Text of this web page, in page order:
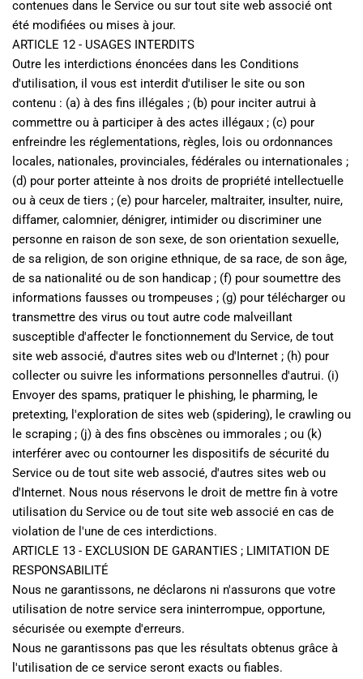
contenues dans le Service ou sur tout site web associé ont
été modifiées ou mises à jour.
ARTICLE 12 - USAGES INTERDITS
Outre les interdictions énoncées dans les Conditions
d'utilisation, il vous est interdit d'utiliser le site ou son
contenu : (a) à des fins illégales ; (b) pour inciter autrui à
commettre ou à participer à des actes illégaux ; (c) pour
enfreindre les réglementations, règles, lois ou ordonnances
locales, nationales, provinciales, fédérales ou internationales ;
(d) pour porter atteinte à nos droits de propriété intellectuelle
ou à ceux de tiers ; (e) pour harceler, maltraiter, insulter, nuire,
diffamer, calomnier, dénigrer, intimider ou discriminer une
personne en raison de son sexe, de son orientation sexuelle,
de sa religion, de son origine ethnique, de sa race, de son âge,
de sa nationalité ou de son handicap ; (f) pour soumettre des
informations fausses ou trompeuses ; (g) pour télécharger ou
transmettre des virus ou tout autre code malveillant
susceptible d'affecter le fonctionnement du Service, de tout
site web associé, d'autres sites web ou d'Internet ; (h) pour
collecter ou suivre les informations personnelles d'autrui. (i)
Envoyer des spams, pratiquer le phishing, le pharming, le
pretexting, l'exploration de sites web (spidering), le crawling ou
le scraping ; (j) à des fins obscènes ou immorales ; ou (k)
interférer avec ou contourner les dispositifs de sécurité du
Service ou de tout site web associé, d'autres sites web ou
d'Internet. Nous nous réservons le droit de mettre fin à votre
utilisation du Service ou de tout site web associé en cas de
violation de l'une de ces interdictions.
ARTICLE 13 - EXCLUSION DE GARANTIES ; LIMITATION DE
RESPONSABILITÉ
Nous ne garantissons, ne déclarons ni n'assurons que votre
utilisation de notre service sera ininterrompue, opportune,
sécurisée ou exempte d'erreurs.
Nous ne garantissons pas que les résultats obtenus grâce à
l'utilisation de ce service seront exacts ou fiables.